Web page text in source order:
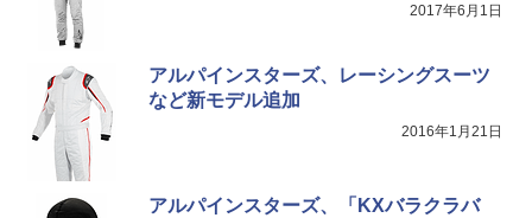
2017年6月1日
アルパインスターズ、レーシングスーツ
など新モデル追加
2016年1月21日
アルパインスターズ、「KXバラクラバ